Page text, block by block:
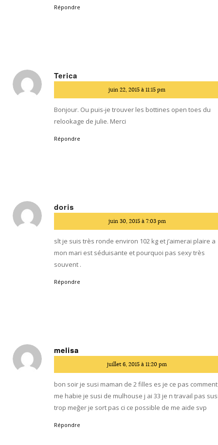
Répondre
Terica
:
juin 22, 2015 à 11:15 pm
Bonjour. Ou puis-je trouver les bottines open toes du
relookage de julie. Merci
Répondre
doris
:
juin 30, 2015 à 7:03 pm
slt je suis très ronde environ 102 kg et j’aimerai plaire a
mon mari est séduisante et pourquoi pas sexy très
souvent .
Répondre
melisa
juillet 6, 2015 à 11:20 pm
bon soir je susi maman de 2 filles es je ce pas comment
me habie je susi de mulhouse j ai 33 je n travail pas
trop meğer je sort pas ci ce possible de me aide svp
Répondre